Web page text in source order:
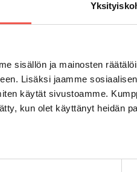
sisällön ja mainosten
Lisäksi jaamme
käytät sivustoamme.
kun olet käyttänyt heidän
Puristimet